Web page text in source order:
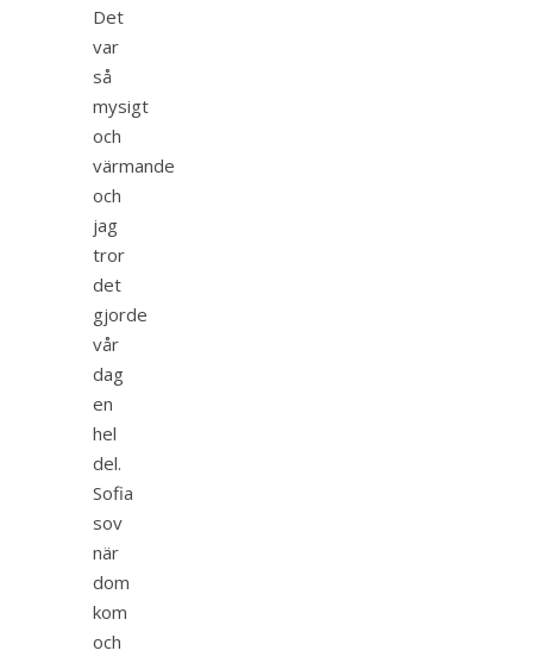
Det
var
så
mysigt
och
värmande
och
jag
tror
det
gjorde
vår
dag
en
hel
del.
Sofia
sov
när
dom
kom
och